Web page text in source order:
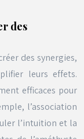
des
des synergies,
leurs effets.
efficaces pour
l’association
l’intuition et la